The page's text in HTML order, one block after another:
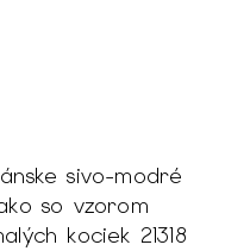
sivo-modré
so vzorom
kociek 21318